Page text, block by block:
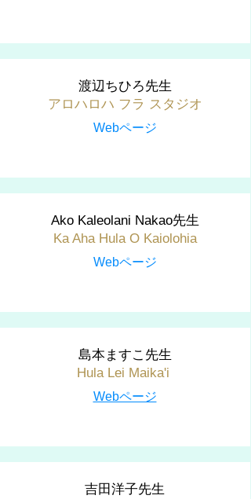
渡辺ちひろ先生
アロハロハ フラ スタジオ
Webページ
Ako Kaleolani Nakao先生
Ka Aha Hula O Kaiolohia
Webページ
島本ますこ先生
Hula Lei Maika'i
Webページ
吉田洋子先生